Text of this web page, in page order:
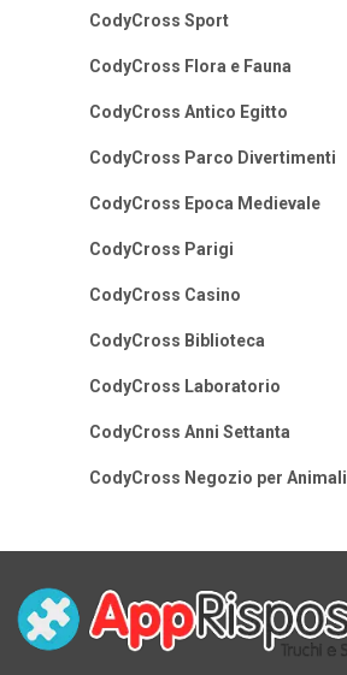
CodyCross Sport
CodyCross Flora e Fauna
CodyCross Antico Egitto
CodyCross Parco Divertimenti
CodyCross Epoca Medievale
CodyCross Parigi
CodyCross Casino
CodyCross Biblioteca
CodyCross Laboratorio
CodyCross Anni Settanta
CodyCross Negozio per Animali